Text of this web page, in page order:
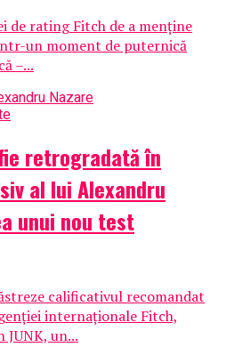
de rating Fitch de a menține
un moment de puternică
–...
retrogradată în
al lui Alexandru
unui nou test
calificativul recomandat
internaționale Fitch,
un...